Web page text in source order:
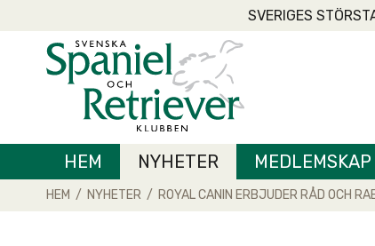
to
content
SVERIGES
Home
HEM NYHETER MEDLEMSKAP
HEM / NYHETER / ROYAL CANIN ERBJUDER RÅD OCH